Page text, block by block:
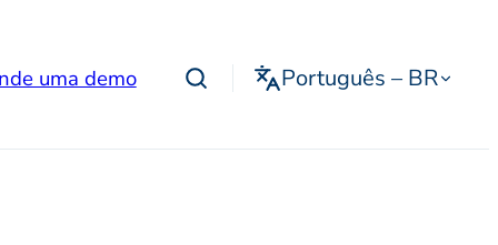
uma demo Português – BR